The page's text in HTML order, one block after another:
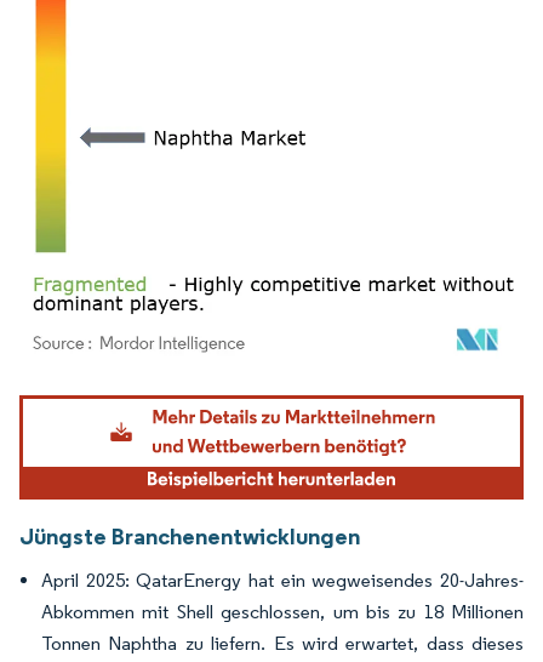
Bild © Mordor Intelligence. Wiederverwendung erfordert Namensnennung gemäß
Jüngste Branchenentwicklungen
April 2025: QatarEnergy hat ein wegweisendes 20-Jahres-
Abkommen mit Shell geschlossen, um bis zu 18 Millionen
Tonnen Naphtha zu liefern. Es wird erwartet, dass dieses